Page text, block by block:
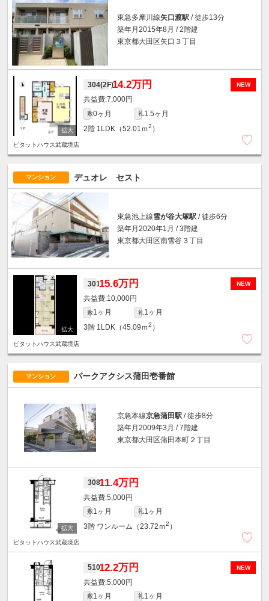
東急多摩川線矢口渡駅 / 徒歩13分
築年月2015年8月 / 2階建
東京都大田区矢口３丁目
NEW
304(2F)14.2万円
7,000円
敷0ヶ月 礼1.5ヶ月
2階 1LDK（52.01ｍ2 ）
ピタットハウス武蔵境店
マンション デュオレ セスト
東急池上線雪が谷大塚駅 / 徒歩6分
築年月2020年1月 / 3階建
東京都大田区南雪谷３丁目
NEW
30115.6万円
10,000円
敷1ヶ月 礼1ヶ月
3階 1LDK（45.09ｍ2 ）
ピタットハウス武蔵境店
マンション パークアクシス蒲田壱番館
京急本線京急蒲田駅 / 徒歩8分
築年月2009年3月 / 7階建
東京都大田区蒲田本町２丁目
30811.4万円
5,000円
敷1ヶ月 礼1ヶ月
3階 ワンルーム（23.72ｍ2 ）
ピタットハウス武蔵境店
NEW
51012.2万円
5,000円
敷1ヶ月 礼1ヶ月